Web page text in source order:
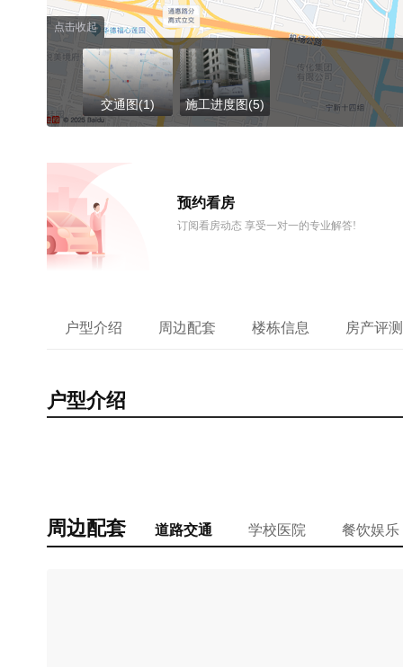
点击收起
交通图(1) 施工进度图(5)
预约看房
订阅看房动态 享受一对一的专业解答!
户型介绍 周边配套 楼栋信息 房产评
户型介绍
周边配套 道路交通 学校医院 餐饮娱乐